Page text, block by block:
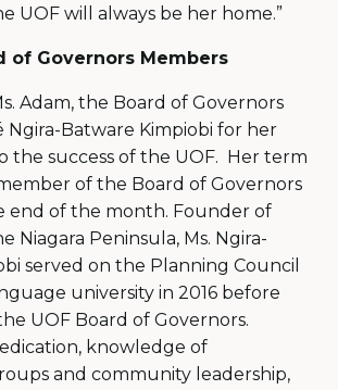
UOF will always be her home.”
of Governors Members
Adam, the Board of Governors
Ngira-Batware Kimpiobi for her
the success of the UOF. Her term
of the Board of Governors
end of the month. Founder of
Niagara Peninsula, Ms. Ngira-
served on the Planning Council
university in 2016 before
UOF Board of Governors.
knowledge of
and community leadership,